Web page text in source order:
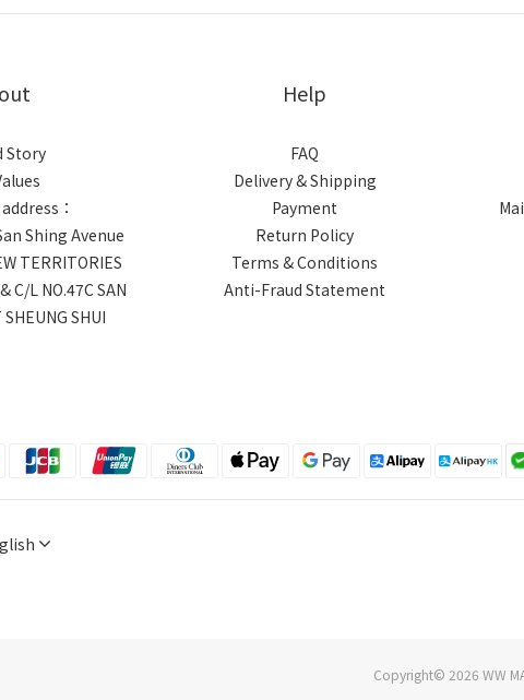
Story
：
Shing Avenue
TERRITORIES
C/L NO.47C SAN
SHUI
Help
FAQ
Delivery & Shipping
Payment
Return Policy
Terms & Conditions
Anti-Fraud Statement
Copyright© 2026 WW